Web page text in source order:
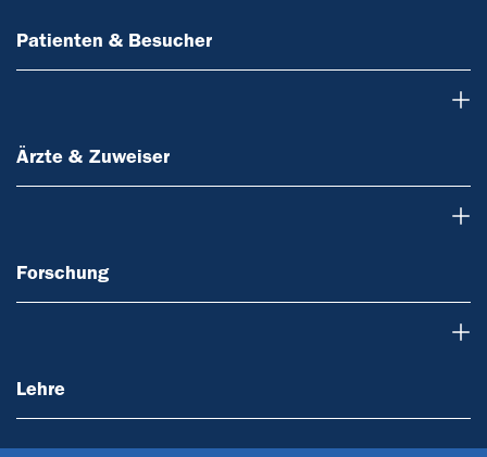
Patienten & Besucher
Ärzte & Zuweiser
Forschung
Lehre